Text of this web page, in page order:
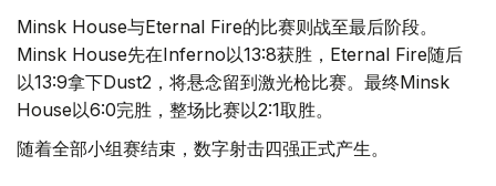
Minsk House与Eternal Fire的比赛则战至最后阶段。
Minsk House先在Inferno以13:8获胜，Eternal Fire随后
以13:9拿下Dust2，将悬念留到激光枪比赛。最终Minsk
House以6:0完胜，整场比赛以2:1取胜。
随着全部小组赛结束，数字射击四强正式产生。